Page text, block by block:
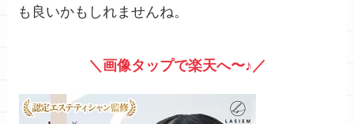
も良いかもしれませんね。
＼画像タップで楽天へ〜♪／